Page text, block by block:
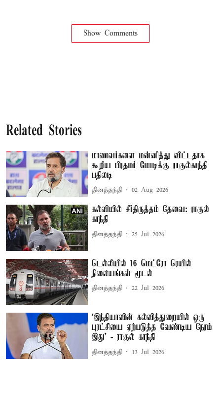
Show Comments
Related Stories
மாணவர்களை மன்னித்து விட்டதாக
கூறிய பிரதமர் மோடிக்கு ராகுல்காந்தி
பதிலடி
தினத்தந்தி 02 Aug 2026
கல்வியில் சீர்திருத்தம் தேவை: ராகுல்
காந்தி
தினத்தந்தி 25 Jul 2026
டெல்லியில் 16 மெட்ரோ ரெயில்
நிலையங்கள் மூடல்
தினத்தந்தி 22 Jul 2026
‘இந்தியாவின் கல்வித்துறையில் ஒரு
புரட்சியை ஏற்படுத்த வேண்டிய நேரம்
இது’ - ராகுல் காந்தி
தினத்தந்தி 13 Jul 2026